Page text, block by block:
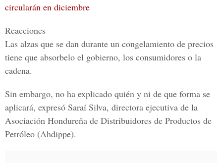
circularán en diciembre
Reacciones
Las alzas que se dan durante un congelamiento de precios
tiene que absorbelo el gobierno, los consumidores o la
cadena.
Sin embargo, no ha explicado quién y ni de que forma se
aplicará, expresó Saraí Silva, directora ejecutiva de la
Asociación Hondureña de Distribuidores de Productos de
Petróleo (Ahdippe).